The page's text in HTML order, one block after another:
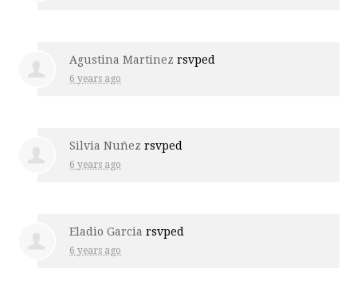
Agustina Martinez rsvped
6 years ago
Silvia Nuñez rsvped
6 years ago
Eladio Garcia rsvped
6 years ago